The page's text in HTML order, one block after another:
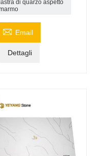
di quarzo aspetto
 Email
Dettagli